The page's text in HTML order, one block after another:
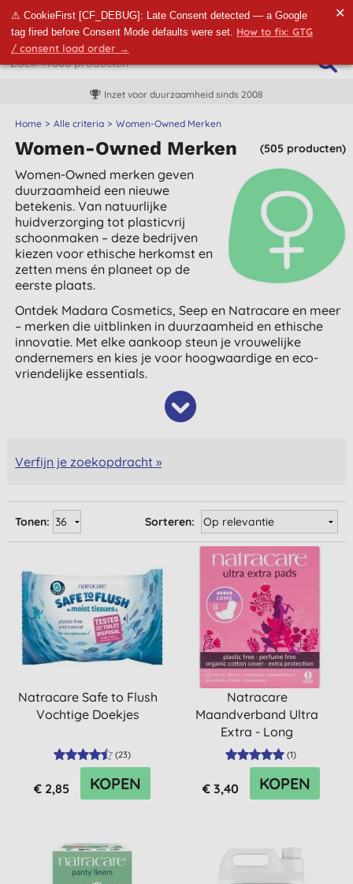
⚠ CookieFirst [CF_DEBUG]: Late Consent detected — a Google
tag fired before Consent Mode defaults were set. How to fix: GTG
/ consent load order →
✕
Inzet voor duurzaamheid sinds 2008
Home Alle criteria Women-Owned Merken
(505 producten)
Women-Owned Merken
Women-Owned merken geven
duurzaamheid een nieuwe
betekenis. Van natuurlijke
huidverzorging tot plasticvrij
schoonmaken – deze bedrijven
kiezen voor ethische herkomst en
zetten mens én planeet op de
eerste plaats.
Ontdek Madara Cosmetics, Seep en Natracare en meer
– merken die uitblinken in duurzaamheid en ethische
innovatie. Met elke aankoop steun je vrouwelijke
ondernemers en kies je voor hoogwaardige en eco-
vriendelijke essentials.
Verfijn je zoekopdracht »
Sorteren:
Tonen:
Natracare Safe to Flush
Vochtige Doekjes
(23)
€ 2,85 KOPEN
Natracare
Maandverband Ultra
Extra - Long
(1)
€ 3,40 KOPEN